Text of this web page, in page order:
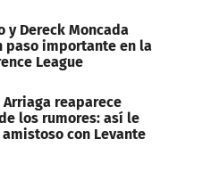
y Dereck Moncada
paso importante en la
League
Arriaga reaparece
los rumores: así le
con Levante